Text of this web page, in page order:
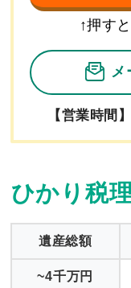
無料
↑押す
メ
【営業時間
ひかり税
遺産総額
~4千万円